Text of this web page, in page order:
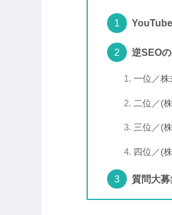
逆SEO
一位／株
二位／(
三位／(
四位／(
質問大